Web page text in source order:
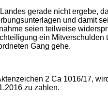
gerade nicht ergebe,
und damit
seien teilweise
ein
Gang gehe.
2 Ca 1016/17,
zu zahlen.